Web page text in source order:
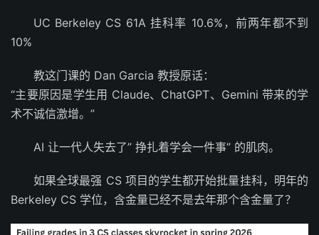
UC Berkeley CS 61A 挂科率 10.6%，前两年都不到
10%
教这门课的 Dan Garcia 教授原话：
“主要原因是学生用 Claude、ChatGPT、Gemini 带来的学
术不诚信激增。”
AI 让一代人失去了” 挣扎着学会一件事” 的肌肉。
如果全球最强 CS 项目的学生都开始批量挂科，明年的
Berkeley CS 学位，含金量已经不是去年那个含金量了？